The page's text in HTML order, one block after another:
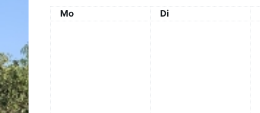
Montag
Mo Dienstag
Di